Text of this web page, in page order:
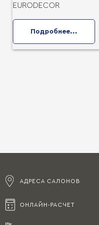
EURODECOR
Подробнее...
АДРЕСА САЛОНОВ
ОНЛАЙН-РАСЧЕТ